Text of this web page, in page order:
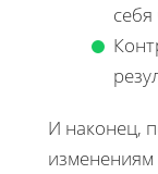
И наконец,